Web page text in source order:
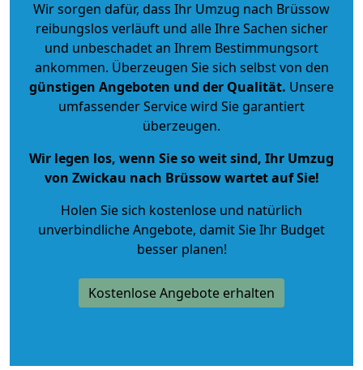
Wir sorgen dafür, dass Ihr Umzug nach Brüssow
reibungslos verläuft und alle Ihre Sachen sicher
und unbeschadet an Ihrem Bestimmungsort
ankommen. Überzeugen Sie sich selbst von den
günstigen Angeboten und der Qualität. Unsere
umfassender Service wird Sie garantiert
überzeugen.
Wir legen los, wenn Sie so weit sind, Ihr Umzug
von Zwickau nach Brüssow wartet auf Sie!
Holen Sie sich kostenlose und natürlich
unverbindliche Angebote, damit Sie Ihr Budget
besser planen!
Kostenlose Angebote erhalten